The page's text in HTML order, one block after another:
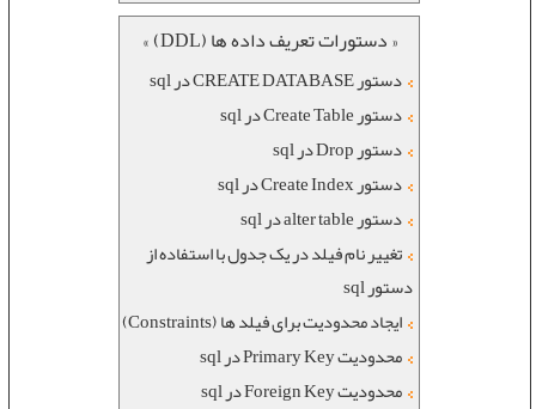
« دستورات تعریف داده ها (DDL) »
دستور CREATE DATABASE در sql
دستور Create Table در sql
دستور Drop در sql
دستور Create Index در sql
دستور alter table در sql
تغییر نام فیلد در یک جدول با استفاده از
دستور sql
ایجاد محدودیت برای فیلد ها (Constraints)
محدودیت Primary Key در sql
محدودیت Foreign Key در sql